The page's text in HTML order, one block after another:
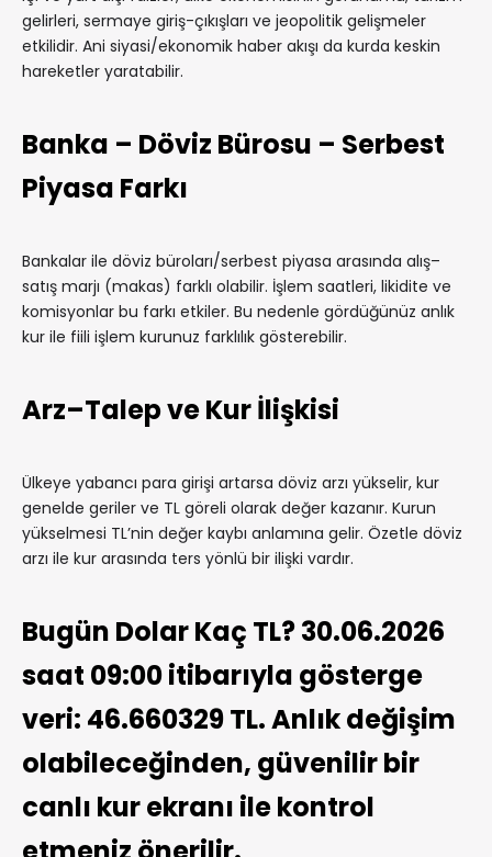
gelirleri, sermaye giriş-çıkışları ve jeopolitik gelişmeler
etkilidir. Ani siyasi/ekonomik haber akışı da kurda keskin
hareketler yaratabilir.
Banka – Döviz Bürosu – Serbest
Piyasa Farkı
Bankalar ile döviz büroları/serbest piyasa arasında alış–
satış marjı (makas) farklı olabilir. İşlem saatleri, likidite ve
komisyonlar bu farkı etkiler. Bu nedenle gördüğünüz anlık
kur ile fiili işlem kurunuz farklılık gösterebilir.
Arz–Talep ve Kur İlişkisi
Ülkeye yabancı para girişi artarsa döviz arzı yükselir, kur
genelde geriler ve TL göreli olarak değer kazanır. Kurun
yükselmesi TL’nin değer kaybı anlamına gelir. Özetle döviz
arzı ile kur arasında ters yönlü bir ilişki vardır.
Bugün Dolar Kaç TL? 30.06.2026
saat 09:00 itibarıyla gösterge
veri: 46.660329 TL. Anlık değişim
olabileceğinden, güvenilir bir
canlı kur ekranı ile kontrol